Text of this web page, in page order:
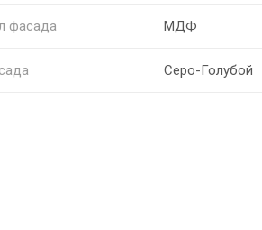
фасада МДФ
Серо-Голубой